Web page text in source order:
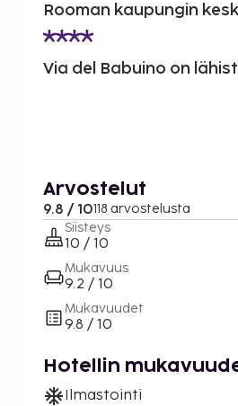
Rooman kaupungin
Via del Babuino on
Arvostelut
9.8 / 10118 arvostelusta
Siisteys
10 / 10
Mukavuus
9.2 / 10
Mukavuudet
9.8 / 10
Hotellin
Ilmastointi